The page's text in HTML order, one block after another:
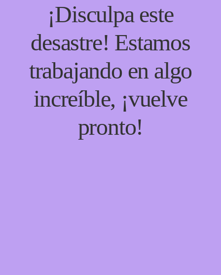
¡Disculpa este
desastre! Estamos
trabajando en algo
increíble, ¡vuelve
pronto!